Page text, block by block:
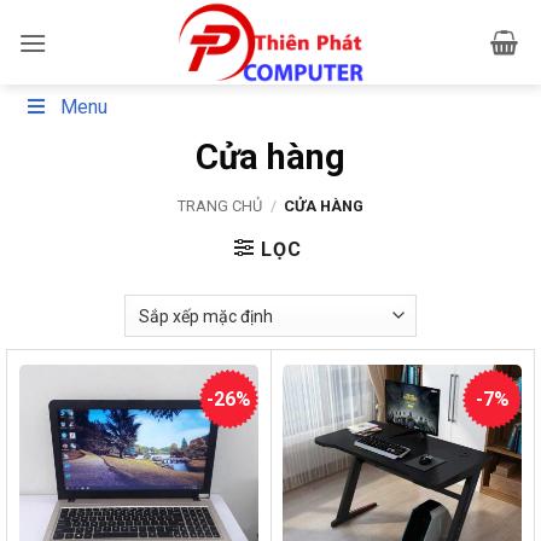
qua
dung
Menu
Cửa hàng
TRANG CHỦ / CỬA HÀNG
LỌC
-26% -7%